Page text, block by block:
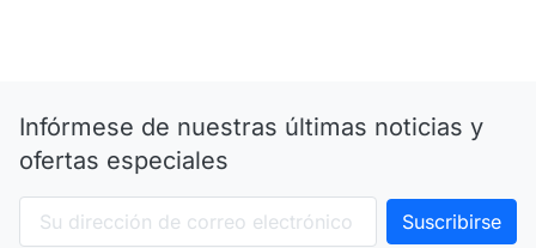
Infórmese de nuestras últimas noticias y
ofertas especiales